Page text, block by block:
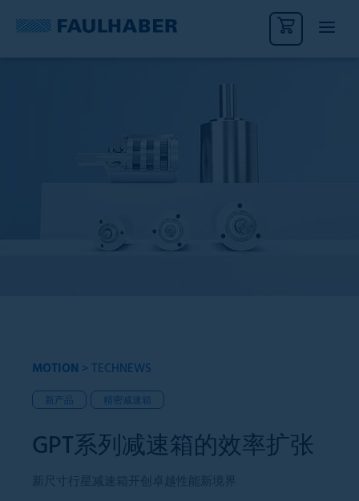
MOTION > TECHNEWS
新产品 精密减速箱
GPT系列减速箱的效率扩张
新尺寸行星减速箱开创卓越性能新境界